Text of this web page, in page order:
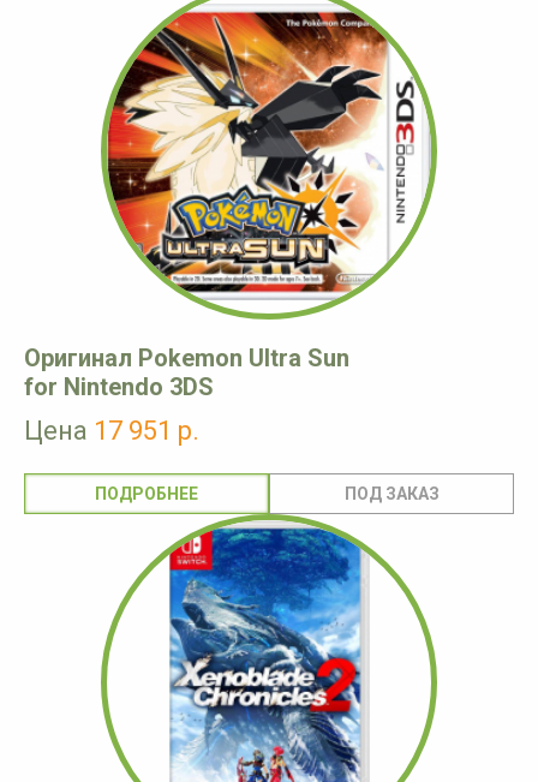
Оригинал Pokemon Ultra Sun
for Nintendo 3DS
Цена 17 951 р.
ПОДРОБНЕЕ